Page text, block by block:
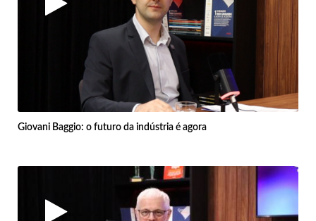
Giovani Baggio: o futuro da indústria é agora